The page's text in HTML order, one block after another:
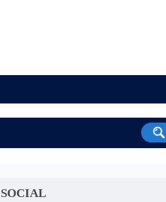
SOCIAL